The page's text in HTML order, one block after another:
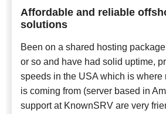
Affordable and reliable
solutions
Been on a shared hosting
or so and have had solid uptime,
speeds in the USA which is where
is coming from (server based in
support at KnownSRV are very